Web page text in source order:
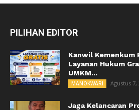
PILIHAN EDITOR
Kanwil Kemenkum
Layanan Hukum
UMKM...
MANOKWARI Agustus 7,
Jaga Kelancaran